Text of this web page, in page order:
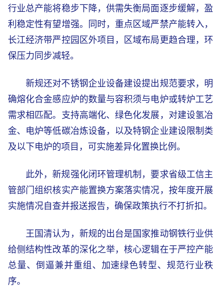
行业总产能将稳步下降，供需失衡局面逐步缓解，盈
利稳定性有望增强。同时，重点区域严禁产能转入，
长江经济带严控园区外项目，区域布局更趋合理，环
保压力同步减轻。
新规还对不锈钢企业设备建设提出规范要求，明
确熔化合金感应炉的数量与容积须与电炉或转炉工艺
需求相匹配。支持高端化、绿色化发展，对建设氢冶
金、电炉等低碳冶炼设备，以及特钢企业建设限制类
及以下电炉的项目，可实施差异化置换比例。
此外，新规强化闭环管理机制，要求省级工信主
管部门组织核实产能置换方案落实情况，按年度开展
实施情况自查并报送报告，确保政策执行不打折扣。
王国清认为，新规的出台是国家推动钢铁行业供
给侧结构性改革的深化之举，核心逻辑在于严控产能
总量、倒逼兼并重组、加速绿色转型、规范行业秩
序。